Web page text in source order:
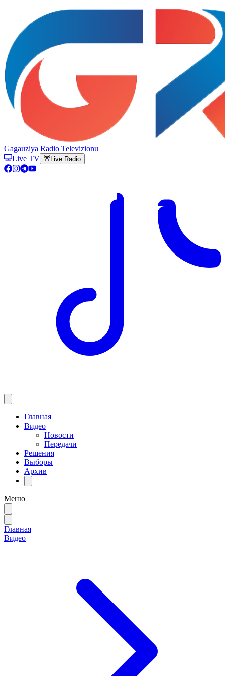
Gagauziya Radio Televizionu
Live TV
Live Radio
Главная
Видео
Новости
Передачи
Решения
Выборы
Архив
Меню
Главная
Видео